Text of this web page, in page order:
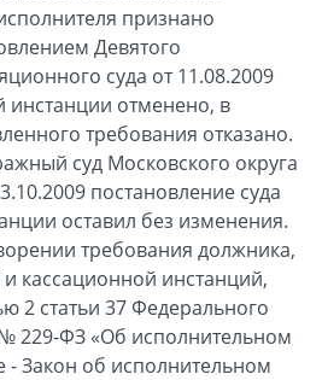
признано
Девятого
суда от 11.08.2009
инстанции отменено, в
требования отказано.
суд Московского округа
постановление суда
оставил без изменения.
требования должника,
кассационной инстанций,
2 статьи 37 Федерального
229-ФЗ «Об исполнительном
- Закон об исполнительном